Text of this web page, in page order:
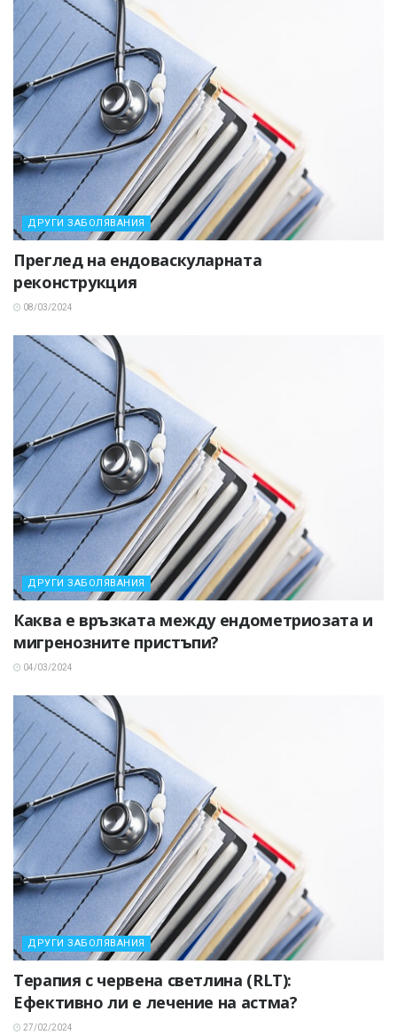
ДРУГИ ЗАБОЛЯВАНИЯ
Преглед на ендоваскуларната
реконструкция
08/03/2024
ДРУГИ ЗАБОЛЯВАНИЯ
Каква е връзката между ендометриозата и
мигренозните пристъпи?
04/03/2024
ДРУГИ ЗАБОЛЯВАНИЯ
Терапия с червена светлина (RLT):
Ефективно ли е лечение на астма?
27/02/2024